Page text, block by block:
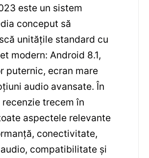
este un sistem
conceput să
unitățile standard cu
modern: Android 8.1,
puternic, ecran mare
audio avansate. În
trecem în
aspectele relevante
conectivitate,
compatibilitate și